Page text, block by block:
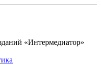
«Интермедиатор»